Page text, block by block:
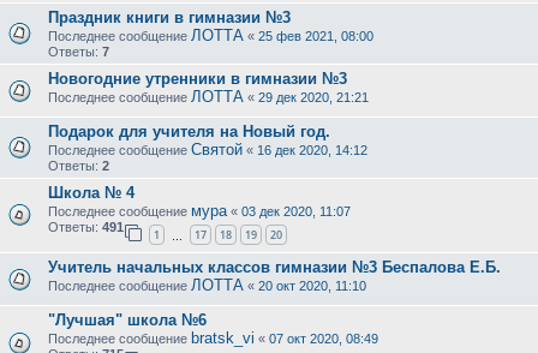
Праздник книги в гимназии №3
Последнее сообщение ЛОТТА « 25 фев 2021, 08:00
Ответы: 7
Новогодние утренники в гимназии №3
Последнее сообщение ЛОТТА « 29 дек 2020, 21:21
Подарок для учителя на Новый год.
Последнее сообщение Святой « 16 дек 2020, 14:12
Ответы: 2
Школа № 4
Последнее сообщение мура « 03 дек 2020, 11:07
Ответы: 491
1 17 18 19 20
Учитель начальных классов гимназии №3 Беспалова Е.Б.
Последнее сообщение ЛОТТА « 20 окт 2020, 11:10
"Лучшая" школа №6
Последнее сообщение bratsk_vi « 07 окт 2020, 08:49